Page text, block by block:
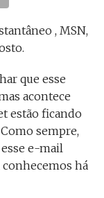
, MSN,
que esse
acontece
estão ficando
sempre,
e-mail
conhecemos há